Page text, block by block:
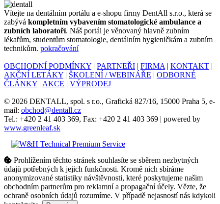
Ví­tejte na dentálním portálu a e-shopu firmy DentAll s.r.o., která se
zabývá kompletním vybavením stomatologické ambulance a
zubních laboratoří. Náš portál je věnovaný hlavně zubním
lékařům, studentům stomatologie, dentálním hygieničkám a zubním
technikům. pokračování
OBCHODNÍ PODMÍNKY | PARTNEŘI | FIRMA | KONTAKT |
AKČNÍ LETÁKY | ŠKOLENÍ / WEBINÁŘE | ODBORNÉ
ČLÁNKY | AKCE | VÝPRODEJ
© 2026 DENTALL, spol. s r.o., Grafická 827/16, 15000 Praha 5, e-
mail: obchod@dentall.cz
Tel.: +420 2 41 403 369, Fax: +420 2 41 403 369 | powered by
www.greenleaf.sk
Prohlížením těchto stránek souhlasíte se sběrem nezbytných
údajů potřebných k jejich funkčnosti. Kromě nich sbíráme
anonymizované statistiky návštěvnosti, které poskytujeme našim
obchodním partnerům pro reklamní a propagační účely. Vězte, že
ochraně osobních údajů rozumíme. V případě nejasností nás kdykoli